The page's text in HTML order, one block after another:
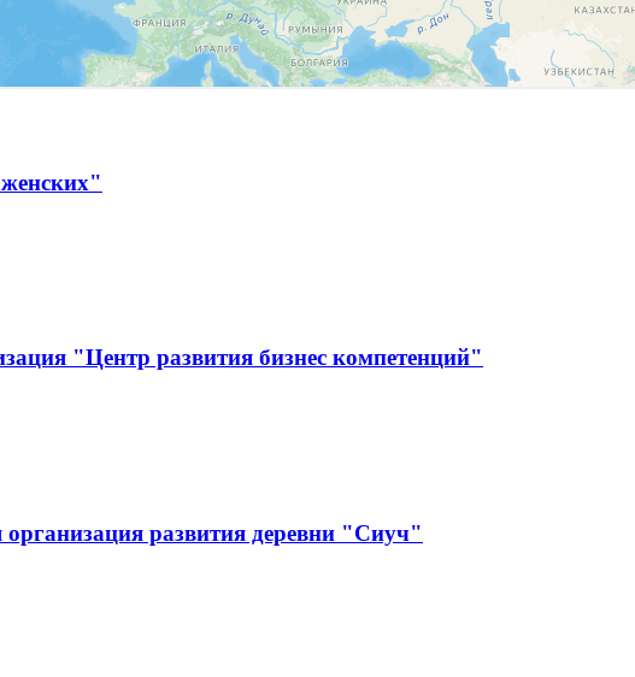
"Центр развития бизнес компетенций"
развития деревни "Сиуч"